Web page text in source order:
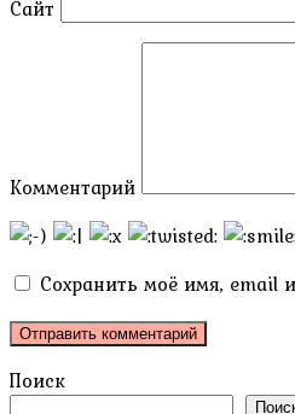
Сайт
Комментарий
Сохранить моё имя, email
Поиск